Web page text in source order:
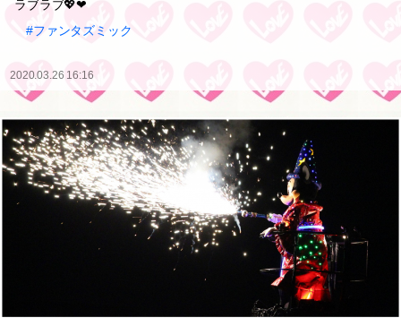
ラブラブ💖❤
#ファンタズミック
2020.03.26 16:16